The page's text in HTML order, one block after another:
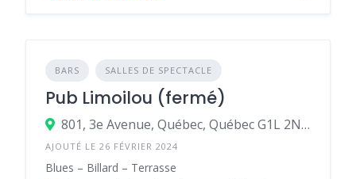
BARS SALLES DE SPECTACLE
Pub Limoilou (fermé)
801, 3e Avenue, Québec, Québec G1L 2N8, Canada
AJOUTÉ LE 26 FÉVRIER 2024
Blues – Billard – Terrasse